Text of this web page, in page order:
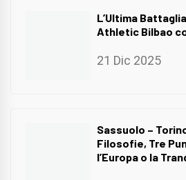
L’Ultima
Athletic Bilbao
21 Dic 2025
Sassuolo –
Filosofie, Tre
l’Europa o la